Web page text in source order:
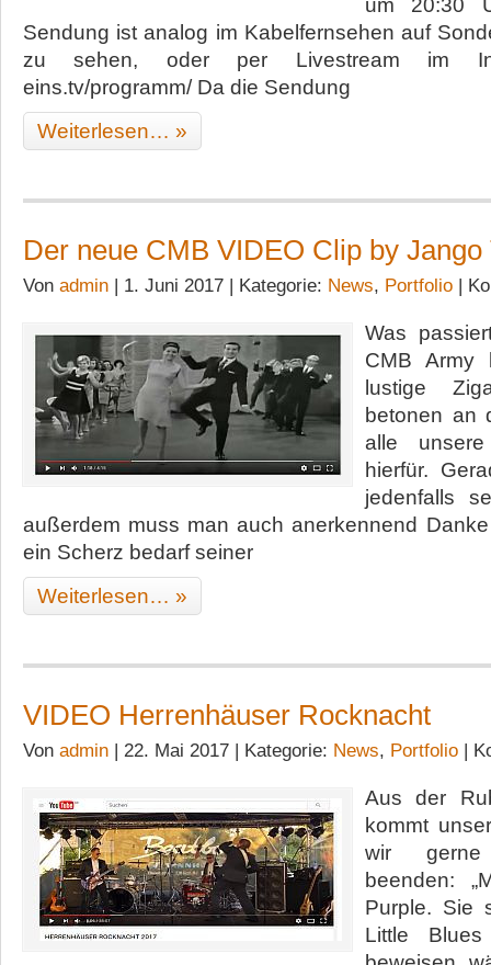
um 20:30
Sendung ist analog im Kabelfernsehen auf
zu sehen, oder per Livestream im
eins.tv/programm/ Da die Sendung
Weiterlesen… »
Der neue CMB VIDEO Clip by Jango
Von admin | 1. Juni 2017 | Kategorie: News, Portfolio |
Was
CMB Army
lustige
betonen an
alle
hierfür.
jedenfalls
außerdem muss man auch anerkennend
ein Scherz bedarf seiner
Weiterlesen… »
VIDEO Herrenhäuser Rocknacht
Von admin | 22. Mai 2017 | Kategorie: News, Portfolio |
Aus der
kommt
wir gerne
beenden:
Purple. Sie
Little